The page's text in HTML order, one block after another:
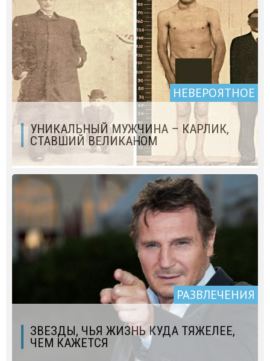
НЕВЕРОЯТНОЕ
УНИКАЛЬНЫЙ МУЖЧИНА – КАРЛИК,
СТАВШИЙ ВЕЛИКАНОМ
РАЗВЛЕЧЕНИЯ
ЗВЕЗДЫ, ЧЬЯ ЖИЗНЬ КУДА ТЯЖЕЛЕЕ,
ЧЕМ КАЖЕТСЯ